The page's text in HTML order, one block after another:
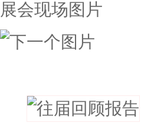
展会现场图片